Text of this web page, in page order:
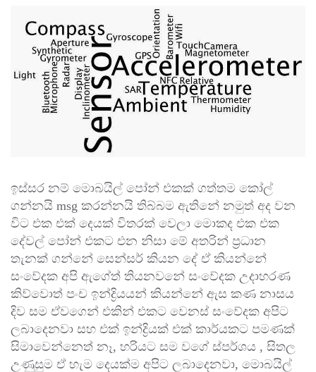
ඉස්සර නම් මොබයිල් පෝන් එකක් ගත්තම කෝල්
ගන්නයි msg කරන්නයි තිබ්බම ඇතිනේ නමුත් අද වන
විට එක එක් දෙයක් විතරක් වෙලා මොකද එක එක
දේවල් පෝන් එකට එන නිසා මේ අතරින් ප්‍රධාන
තැනක් ගන්නේ සෙන්සර් කියන දේ ඒ කියන්නේ
සංවේදක අපි ඇගේත් තියනවනේ සංවේදක උදාහරණ
කිව්වොත් පංච ඉන්ද්‍රියයන් කියන්නේ ඇස කණ නාසය
දිව සම ඒවගෙන් එකින් එකට වෙනස් සංවේදක අපිට
ලබාදෙනවා සහ එක් ඉන්ද්‍රියක් එක් කාර්යකට පමණක්
සිමාවෙන්නෙත් නෑ, හරියට සම වගේ ස්පර්ශය , සිතල
උණුසුම ඒ හැම දෙයක්ම අපිට ලබාදෙනවා, මොබයිල්